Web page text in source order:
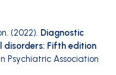
(2022). Diagnostic
Fifth edition
Psychiatric Association